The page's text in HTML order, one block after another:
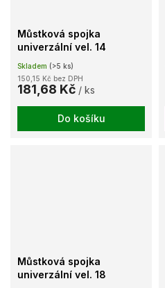
Můstková spojka
univerzální vel. 14
Skladem (>5 ks)
150,15 Kč bez DPH
181,68 Kč / ks
Do košíku
Můstková spojka
univerzální vel. 18